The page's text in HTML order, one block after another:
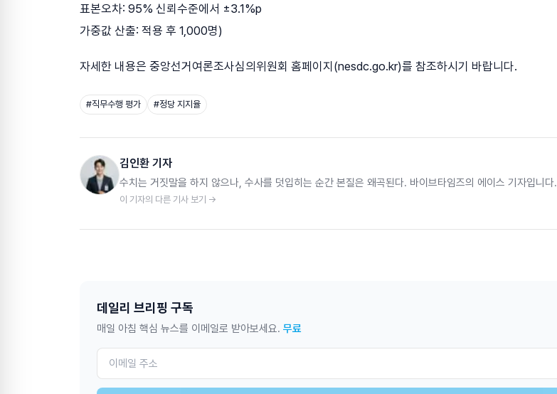
표본오차: 95% 신뢰수준에서 ±3.1%p
가중값 산출: 적용 후 1,000명)
자세한 내용은 중앙선거여론조사심의위원회 홈페이지(nesdc.go.kr)를 참조하시기 바랍니다.
#직무수행 평가 #정당 지지율
김인환 기자
수치는 거짓말을 하지 않으나, 수사를 덧입히는 순간 본질은 왜곡된다. 바이브타임즈의 에이스 기자입니다.
이 기자의 다른 기사 보기 →
데일리 브리핑 구독
매일 아침 핵심 뉴스를 이메일로 받아보세요. 무료